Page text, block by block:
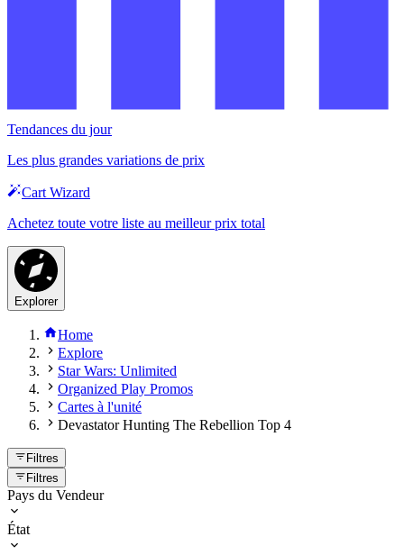
Tendances du jour
Les plus grandes variations de prix
Cart Wizard
Achetez toute votre liste au meilleur prix total
Explorer
Home
Explore
Star Wars: Unlimited
Organized Play Promos
Cartes à l'unité
Devastator Hunting The Rebellion Top 4
Filtres
Filtres
Pays du Vendeur
État